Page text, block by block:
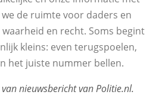
de ruimte voor daders en
en recht. Soms begint
kleins: even terugspoelen,
het juiste nummer bellen.